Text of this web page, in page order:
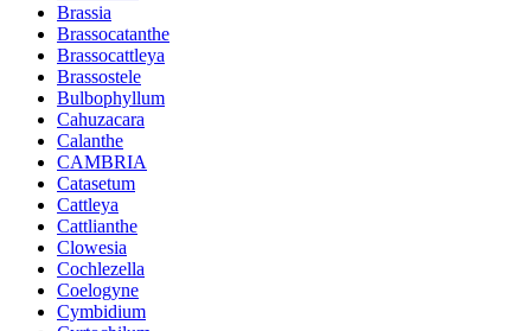
Brassia
Brassocatanthe
Brassocattleya
Brassostele
Bulbophyllum
Cahuzacara
Calanthe
CAMBRIA
Catasetum
Cattleya
Cattlianthe
Clowesia
Cochlezella
Coelogyne
Cymbidium